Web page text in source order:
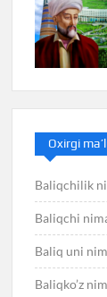
Oxirgi
Baliqchilik
Baliqchi
Baliq uni
Baliqko’z